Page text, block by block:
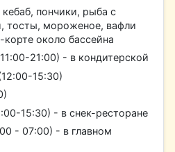
пончики, рыба с
тосты, мороженое, вафли
около бассейна
21:00) - в кондитерской
15:30)
15:30) - в снек-ресторане
- 07:00) - в главном